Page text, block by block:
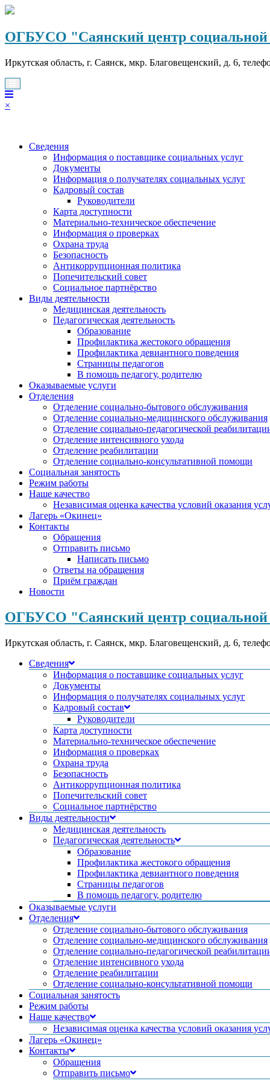
Перейти
содержимому
ОГБУСО "Саянский центр социальной
Иркутская область, г. Саянск, мкр. Благовещенский, д. 6,
×
Сведения
Информация о поставщике социальных услуг
Документы
Информация о получателях социальных услуг
Кадровый состав
Руководители
Карта доступности
Материально-техническое обеспечение
Информация о проверках
Охрана труда
Безопасность
Антикоррупционная политика
Попечительский совет
Социальное партнёрство
Виды деятельности
Медицинская деятельность
Педагогическая деятельность
Образование
Профилактика жестокого обращения
Профилактика девиантного поведения
Страницы педагогов
В помощь педагогу, родителю
Оказываемые услуги
Отделения
Отделение социально-бытового обслуживания
Отделение социально-медицинского обслуживания
Отделение социально-педагогической
Отделение интенсивного ухода
Отделение реабилитации
Отделение социально-консультативной помощи
Социальная занятость
Режим работы
Наше качество
Независимая оценка качества условий оказания
Лагерь «Окинец»
Контакты
Обращения
Отправить письмо
Написать письмо
Ответы на обращения
Приём граждан
Новости
ОГБУСО "Саянский центр социальной
Иркутская область, г. Саянск, мкр. Благовещенский, д. 6,
Сведения
Информация о поставщике социальных услуг
Документы
Информация о получателях социальных услуг
Кадровый состав
Руководители
Карта доступности
Материально-техническое обеспечение
Информация о проверках
Охрана труда
Безопасность
Антикоррупционная политика
Попечительский совет
Социальное партнёрство
Виды деятельности
Медицинская деятельность
Педагогическая деятельность
Образование
Профилактика жестокого обращения
Профилактика девиантного поведения
Страницы педагогов
В помощь педагогу, родителю
Оказываемые услуги
Отделения
Отделение социально-бытового обслуживания
Отделение социально-медицинского обслуживания
Отделение социально-педагогической
Отделение интенсивного ухода
Отделение реабилитации
Отделение социально-консультативной помощи
Социальная занятость
Режим работы
Наше качество
Независимая оценка качества условий оказания
Лагерь «Окинец»
Контакты
Обращения
Отправить письмо